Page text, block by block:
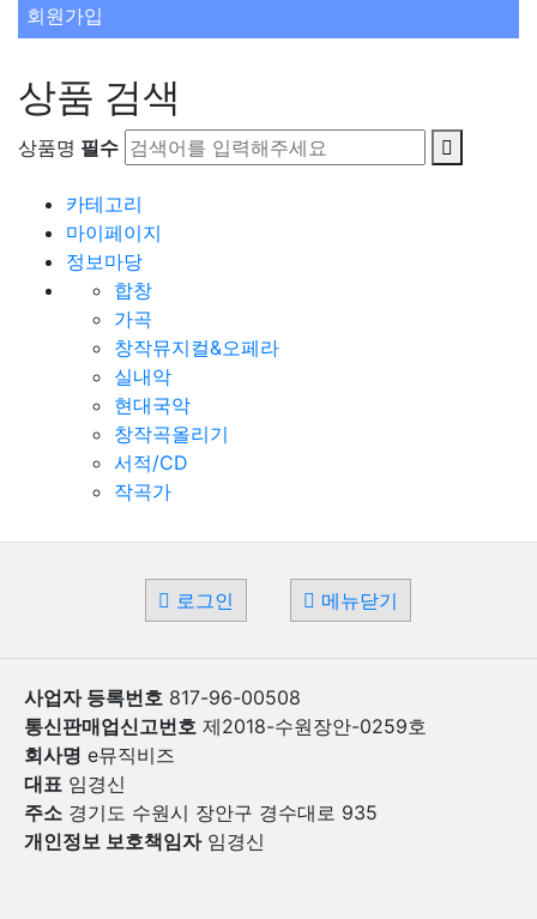
회원가입
상품 검색
상품명 필수
카테고리
마이페이지
정보마당
합창
가곡
창작뮤지컬&오페라
실내악
현대국악
창작곡올리기
서적/CD
작곡가
로그인 메뉴닫기
사업자 등록번호 817-96-00508
통신판매업신고번호 제2018-수원장안-0259호
회사명 e뮤직비즈
대표 임경신
주소 경기도 수원시 장안구 경수대로 935
개인정보 보호책임자임경신